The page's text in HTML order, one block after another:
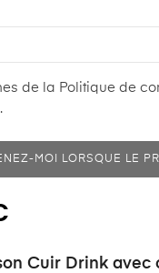
de la Politique de
MOI LORSQUE LE
Cuir Drink avec